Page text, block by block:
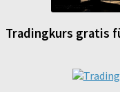
Tradingkurs gratis